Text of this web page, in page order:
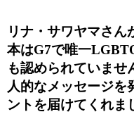
リナ・サワヤマさん
本はG7で唯一
も認められていませ
人的なメッセージを
ントを届けてくれま